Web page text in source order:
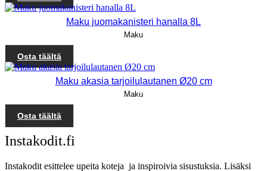
Maku juomakanisteri hanalla 8L
Maku
Osta täältä
Maku akasia tarjoilulautanen Ø20 cm
Maku
Osta täältä
Instakodit.fi
Instakodit esittelee upeita koteja ja inspiroivia sisustuksia. Lisäksi